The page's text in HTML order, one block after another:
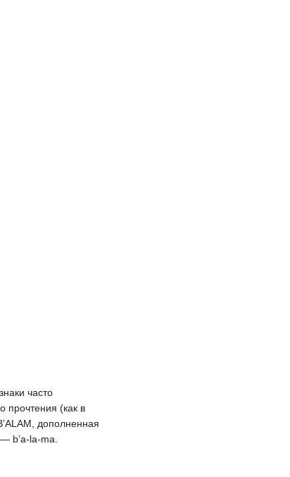
часто
прочтения (как в
дополненная
b’a-la-ma.